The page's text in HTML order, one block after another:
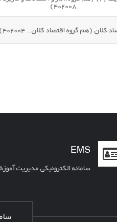
۴۰۲۰۰۸)
کلان (هم گروه اقتصاد کلان- ۴۰۲۰۰۴)
EMS
سامانه الکترونیکی مدیریت